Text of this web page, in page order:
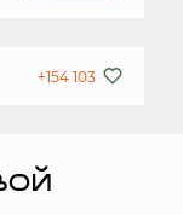
+154 103